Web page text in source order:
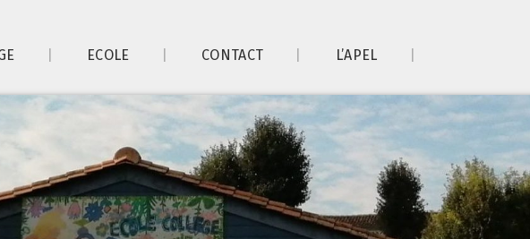
ECOLE CONTACT L’APEL